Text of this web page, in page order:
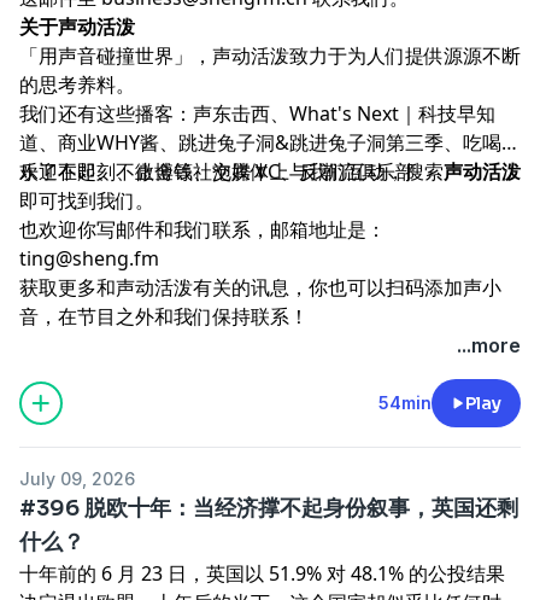
关于声动活泼
「用声音碰撞世界」，声动活泼致力于为人们提供源源不断
的思考养料。
我们还有这些播客： 声东击西、 What's Next｜科技早知
道、 商业WHY酱、 跳进兔子洞&跳进兔子洞第三季、 吃喝玩
乐了不起、不止金钱、泡腾 VC、反潮流俱乐部
欢迎在即刻、微博等社交媒体上与我们互动，搜索声动活泼
即可找到我们。
也欢迎你写邮件和我们联系，邮箱地址是：
ting@sheng.fm
获取更多和声动活泼有关的讯息，你也可以扫码添加声小
音，在节目之外和我们保持联系！
...more
54min Play
July 09, 2026
#396 脱欧十年：当经济撑不起身份叙事，英国还剩
什么？
十年前的 6 月 23 日，英国以 51.9% 对 48.1% 的公投结果